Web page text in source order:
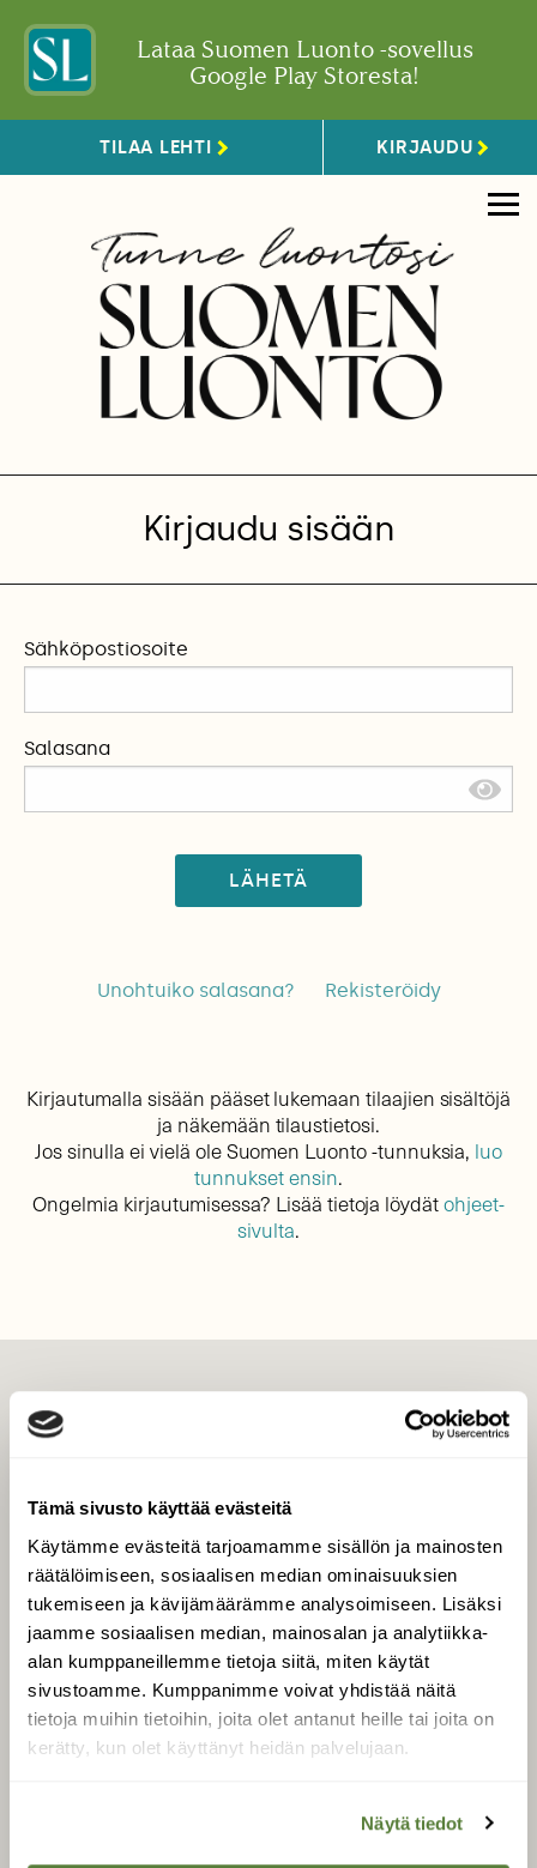
Tämä sivusto käyttää evästeitä
Käytämme evästeitä tarjoamamme sisällön ja mainosten
räätälöimiseen, sosiaalisen median ominaisuuksien
tukemiseen ja kävijämäärämme analysoimiseen. Lisäksi
jaamme sosiaalisen median, mainosalan ja analytiikka-
alan kumppaneillemme tietoja siitä, miten käytät
sivustoamme. Kumppanimme voivat yhdistää näitä
tietoja muihin tietoihin, joita olet antanut heille tai joita on
kerätty, kun olet käyttänyt heidän palvelujaan.
Näytä tiedot
Lataa Suomen Luonto -sovellus
Google Play Storesta!
TILAA LEHTI KIRJAUDU
Kirjaudu sisään
Sähköpostiosoite
Salasana
LÄHETÄ
Unohtuiko salasana? Rekisteröidy
Kirjautumalla sisään pääset lukemaan tilaajien sisältöjä
ja näkemään tilaustietosi.
Jos sinulla ei vielä ole Suomen Luonto -tunnuksia, luo
tunnukset ensin.
Ongelmia kirjautumisessa? Lisää tietoja löydätohjeet-
sivulta.
Tilaa digilukuoikeus
Äänestä parasta juttua
Tilaa uutiskirje
SUOMEN LUONNON­
SUOJELU­LIITTO
Suomen Luonto -lehden
luonnonsuojelu­liitto.